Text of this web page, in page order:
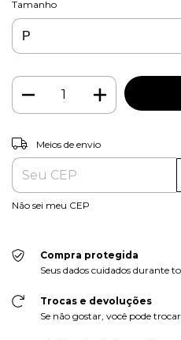
Tamanho
Entregas para o CEP:
Meios de envio
Não sei meu CEP
Compra protegida
Seus dados cuidados durante
Trocas e devoluções
Se não gostar, você pode